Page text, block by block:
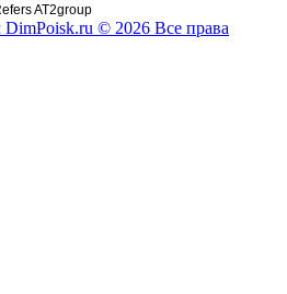
AT2group
© 2026 Все права